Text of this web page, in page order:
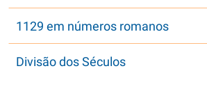
1129 em números romanos
Divisão dos Séculos